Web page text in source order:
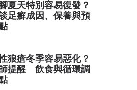
夏天特別容易復發？
足癬成因、保養與預
狼瘡冬季容易惡化？
提醒 飲食與循環調